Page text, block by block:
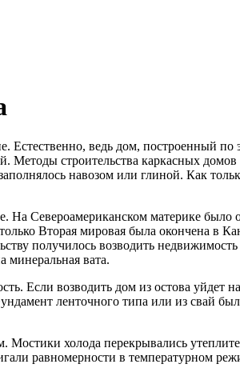
Естественно, ведь дом, построенный
Методы строительства каркасных
навозом или глиной. Как
На Североамериканском материке
Вторая мировая была окончена в
получилось возводить
минеральная вата.
Если возводить дом из остова уйдет
ленточного типа или из свай
холода перекрывались
равномерности в температурном